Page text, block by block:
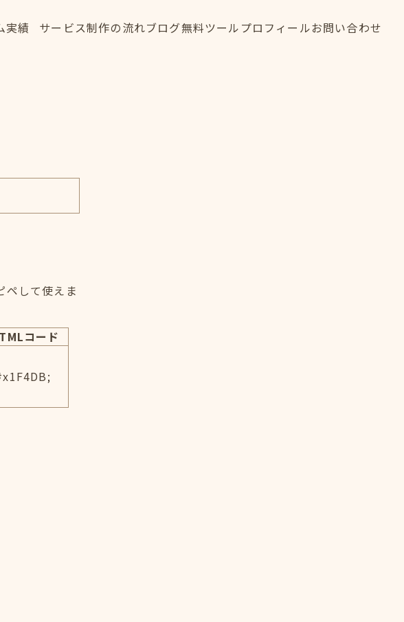
実績
サービス制作の流れブログ無料ツール プロフィールお問い合わせ
ペして使えま
コード